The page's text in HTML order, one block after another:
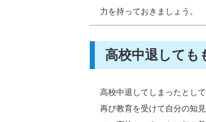
力を持っておきましょう。
高校中退しても
高校中退してしまったとし
再び教育を受けて自分の知